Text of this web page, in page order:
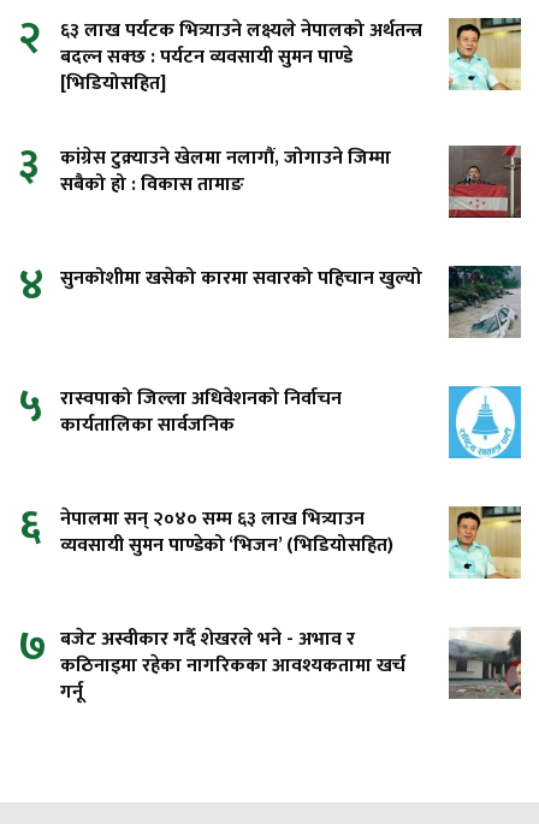
२
६३ लाख पर्यटक भित्र्याउने लक्ष्यले नेपालको अर्थतन्त्र
बदल्न सक्छ : पर्यटन व्यवसायी सुमन पाण्डे
[भिडियोसहित]
३
कांग्रेस टुक्र्याउने खेलमा नलागौं, जोगाउने जिम्मा
सबैको हो : विकास तामाङ
४ सुनकोशीमा खसेको कारमा सवारको पहिचान खुल्यो
५ रास्वपाको जिल्ला अधिवेशनको निर्वाचन
कार्यतालिका सार्वजनिक
६ नेपालमा सन् २०४० सम्म ६३ लाख भित्र्याउन
व्यवसायी सुमन पाण्डेको ‘भिजन’ (भिडियोसहित)
७ बजेट अस्वीकार गर्दै शेखरले भने - अभाव र
कठिनाइमा रहेका नागरिकका आवश्यकतामा खर्च
गर्नू